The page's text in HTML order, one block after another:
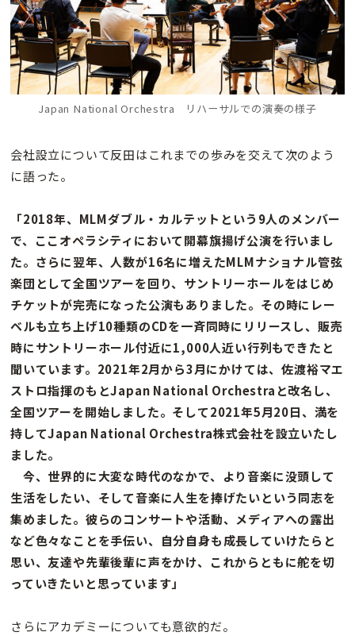
Japan National Orchestra リハーサルでの演奏の様子
会社設立について反田はこれまでの歩みを交えて次のよう
に語った。
「2018年、MLMダブル・カルテットという9人のメンバー
で、ここオペラシティにおいて開幕旗揚げ公演を行いまし
た。さらに翌年、人数が16名に増えたMLMナショナル管弦
楽団として全国ツアーを回り、サントリーホールをはじめ
チケットが完売になった公演もありました。その時にレー
ベルも立ち上げ10種類のCDを一斉同時にリリースし、販売
時にサントリーホール付近に1,000人近い行列もできたと
聞いています。2021年2月から3月にかけては、佐渡裕マエ
ストロ指揮のもとJapan National Orchestraと改名し、
全国ツアーを開始しました。そして2021年5月20日、満を
持してJapan National Orchestra株式会社を設立いたし
ました。
今、世界的に大変な時代のなかで、より音楽に没頭して
生活をしたい、そして音楽に人生を捧げたいという同志を
集めました。彼らのコンサートや活動、メディアへの露出
など色々なことを手伝い、自分自身も成長していけたらと
思い、友達や先輩後輩に声をかけ、これからともに舵を切
っていきたいと思っています」
さらにアカデミーについても意欲的だ。